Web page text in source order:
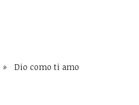
» Dio como ti amo